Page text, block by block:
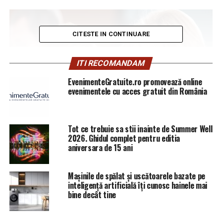
Desemnată de media drept favorita cancelarului pentru
a-i urma în funcţie, Kramp-Karrenbauer a respins
CITESTE IN CONTINUARE
ITI RECOMANDAM
EvenimenteGratuite.ro promovează online
evenimentele cu acces gratuit din România
Tot ce trebuie sa stii inainte de Summer Well
2026. Ghidul complet pentru editia
aniversara de 15 ani
Mașinile de spălat și uscătoarele bazate pe
inteligență artificială îți cunosc hainele mai
bine decât tine